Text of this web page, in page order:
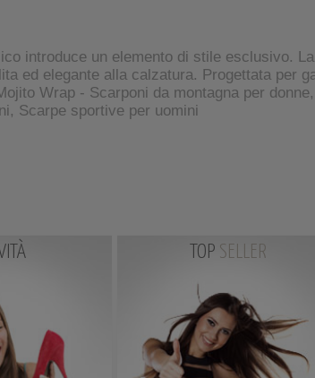
introduce un elemento di stile esclusivo.
ed elegante alla calzatura. Progettata per
Wrap - Scarponi da montagna per
Scarpe sportive per uomini
TOP SELLER